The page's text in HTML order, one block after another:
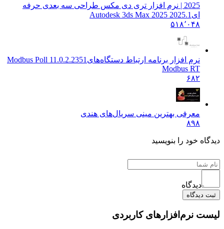
2025 | نرم افزار تری دی مکس طراحی سه بعدی حرفه
ای Autodesk 3ds Max 2025 2025.1
۵۱۸٬۰۴۸
نرم افزار برنامه ارتباط دستگاه‌های Modbus Poll 11.0.2.2351
Modbus RT
۶۸۲
معرفی بهترین مینی سریال‌های هندی
۸۹۸
دیدگاه خود را بنویسید
دیدگاه
ثبت دیدگاه
لیست نرم‌افزارهای کاربردی